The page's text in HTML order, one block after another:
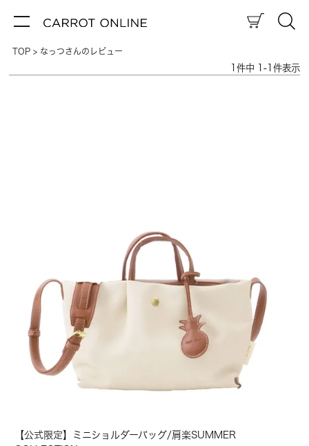
TOP なっつさんのレビュー
件中 -1 件表示
【公式限定】ミニショルダーバッグ/肩楽SUMMER